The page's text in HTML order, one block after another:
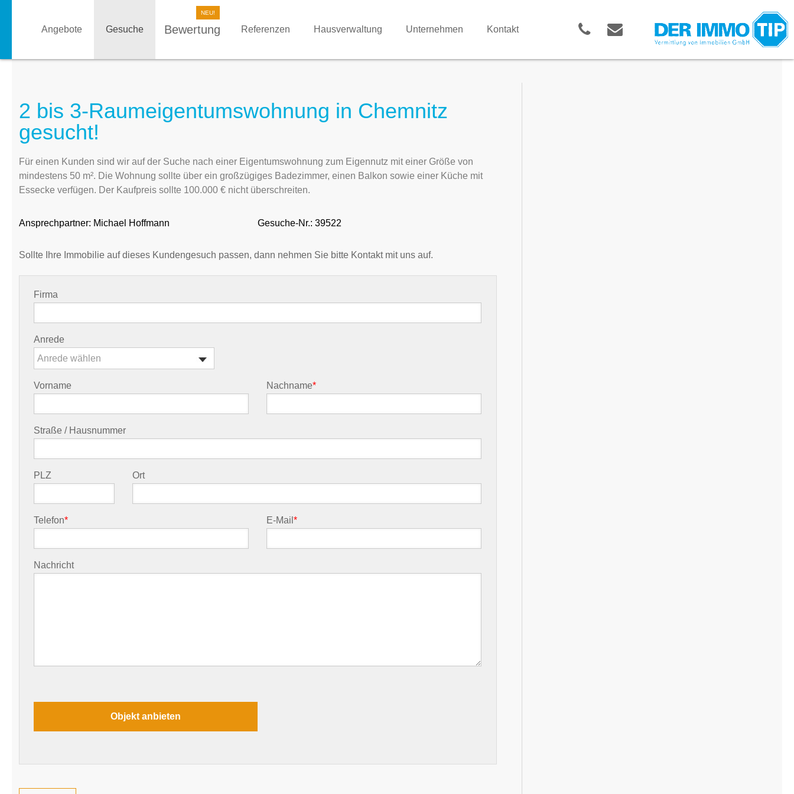
Angebote Gesuche Bewertung Referenzen Hausverwaltung Unternehmen Kontakt
2 bis 3-Raumeigentumswohnung in Chemnitz
gesucht!
Für einen Kunden sind wir auf der Suche nach einer Eigentumswohnung zum Eigennutz mit einer Größe von
mindestens 50 m². Die Wohnung sollte über ein großzügiges Badezimmer, einen Balkon sowie einer Küche mit
Essecke verfügen. Der Kaufpreis sollte 100.000 € nicht überschreiten.
Ansprechpartner: Michael Hoffmann Gesuche-Nr.: 39522
Sollte Ihre Immobilie auf dieses Kundengesuch passen, dann nehmen Sie bitte Kontakt mit uns auf.
Firma
Anrede
Anrede wählen
Vorname Nachname*
Straße / Hausnummer
PLZ Ort
Telefon* E-Mail*
Nachricht